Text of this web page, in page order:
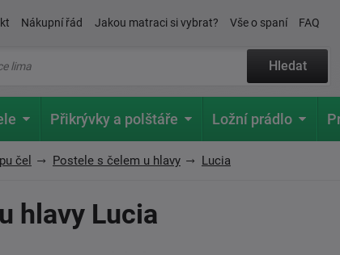
Nákupní řád Jakou matraci si vybrat? Vše o spaní FAQ
Hledat
Přikrývky a polštáře Ložní prádlo
čel Postele s čelem u hlavy Lucia
hlavy Lucia